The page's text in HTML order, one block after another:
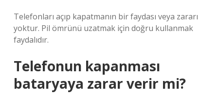
Telefonları açıp kapatmanın bir faydası veya zararı
yoktur. Pil ömrünü uzatmak için doğru kullanmak
faydalıdır.
Telefonun kapanması
bataryaya zarar verir mi?